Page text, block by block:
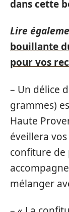
dans cette
Lire
bouillante
pour vos
– Un délice
grammes)
Haute
éveillera
confiture de
mélanger